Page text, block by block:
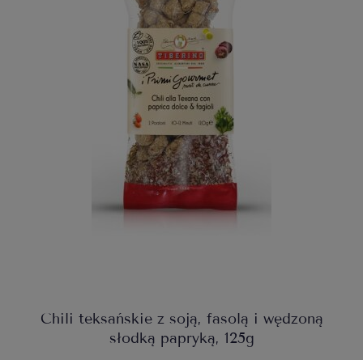
Chili teksańskie z soją, fasolą i wędzoną
słodką papryką, 125g